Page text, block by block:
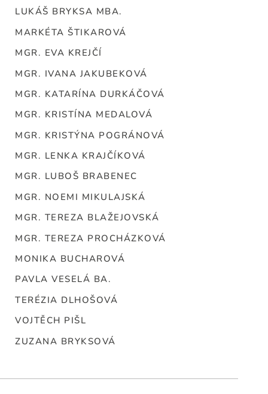
LUKÁŠ BRYKSA MBA.
MARKÉTA ŠTIKAROVÁ
MGR. EVA KREJČÍ
MGR. IVANA JAKUBEKOVÁ
MGR. KATARÍNA DURKÁČOVÁ
MGR. KRISTÍNA MEDALOVÁ
MGR. KRISTÝNA POGRÁNOVÁ
MGR. LENKA KRAJČÍKOVÁ
MGR. LUBOŠ BRABENEC
MGR. NOEMI MIKULAJSKÁ
MGR. TEREZA BLAŽEJOVSKÁ
MGR. TEREZA PROCHÁZKOVÁ
MONIKA BUCHAROVÁ
PAVLA VESELÁ BA.
TERÉZIA DLHOŠOVÁ
VOJTĚCH PIŠL
ZUZANA BRYKSOVÁ